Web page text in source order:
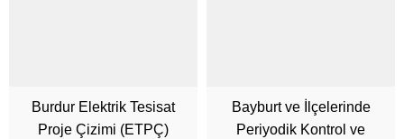
Burdur Elektrik Tesisat
Proje Çizimi (ETPÇ)
Bayburt ve İlçelerinde
Periyodik Kontrol ve
Cüneyt Bey